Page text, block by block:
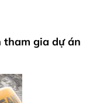
tham gia dự án